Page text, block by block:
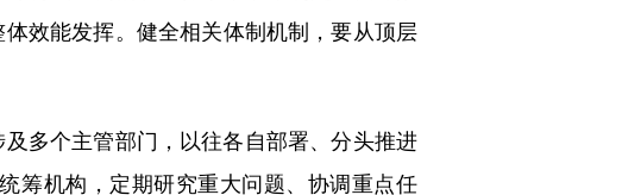
效能发挥。健全相关体制机制，要从顶层
多个主管部门，以往各自部署、分头推进
筹机构，定期研究重大问题、协调重点任